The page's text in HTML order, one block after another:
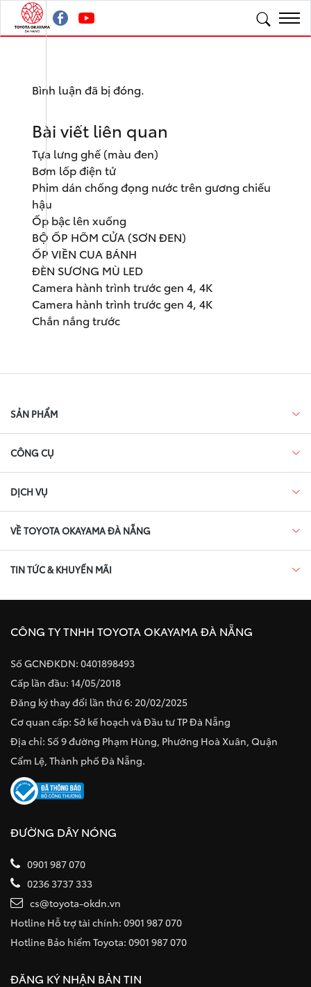
Bình luận đã bị đóng.
Bài viết liên quan
Tựa lưng ghế (màu đen)
Bơm lốp điện tử
Phim dán chống đọng nước trên gương chiếu
hậu
Ốp bậc lên xuống
BỘ ỐP HÕM CỬA (SƠN ĐEN)
ỐP VIỀN CUA BÁNH
ĐÈN SƯƠNG MÙ LED
Camera hành trình trước gen 4, 4K
Camera hành trình trước gen 4, 4K
Chắn nắng trước
SẢN PHẨM
CÔNG CỤ
DỊCH VỤ
VỀ TOYOTA OKAYAMA ĐÀ NẴNG
TIN TỨC & KHUYẾN MÃI
CÔNG TY TNHH TOYOTA OKAYAMA ĐÀ NẴNG
Số GCNĐKDN: 0401898493
Cấp lần đầu: 14/05/2018
Đăng ký thay đổi lần thứ 6: 20/02/2025
Cơ quan cấp: Sở kế hoạch và Đầu tư TP Đà Nẵng
Địa chỉ: Số 9 đường Phạm Hùng, Phường Hoà Xuân, Quận
Cẩm Lệ, Thành phố Đà Nẵng.
ĐƯỜNG DÂY NÓNG
0901 987 070
0236 3737 333
cs@toyota-okdn.vn
Hotline Hỗ trợ tài chính: 0901 987 070
Hotline Bảo hiểm Toyota: 0901 987 070
ĐĂNG KÝ NHẬN BẢN TIN